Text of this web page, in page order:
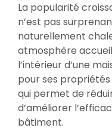
La popularité
n’est pas
naturellement
atmosphère
l’intérieur d’une
pour ses
qui permet de
d’améliorer
bâtiment.